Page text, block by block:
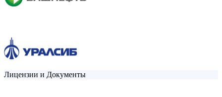
Лицензии и Документы